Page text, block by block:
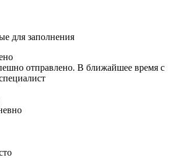
для заполнения
отправлено. В ближайшее время с